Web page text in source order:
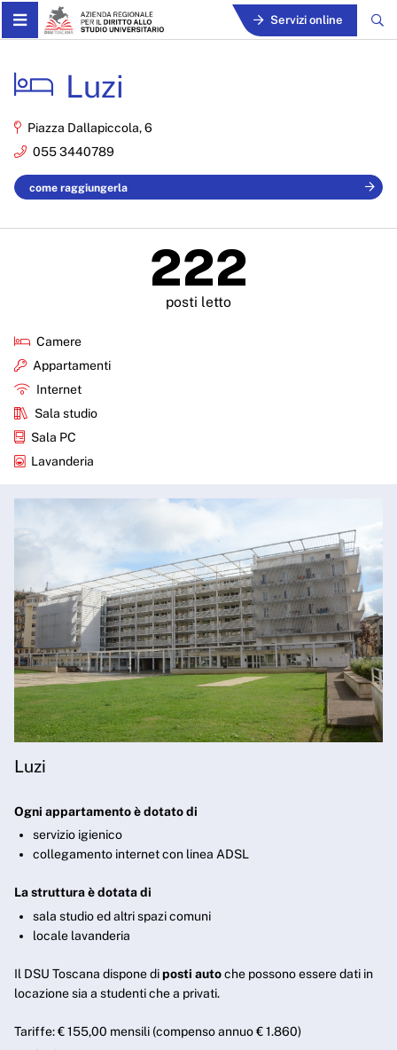
Skip to Main Content Servizi online
Luzi
Piazza Dallapiccola, 6
055 3440789
come raggiungerla
222
posti letto
Camere
Appartamenti
Internet
Sala studio
Sala PC
Lavanderia
Luzi
Ogni appartamento è dotato di
servizio igienico
collegamento internet con linea ADSL
La struttura è dotata di
sala studio ed altri spazi comuni
locale lavanderia
Il DSU Toscana dispone diposti autoche possono essere dati in
locazione sia a studenti che a privati.
Tariffe: € 155,00 mensili (compenso annuo € 1.860)